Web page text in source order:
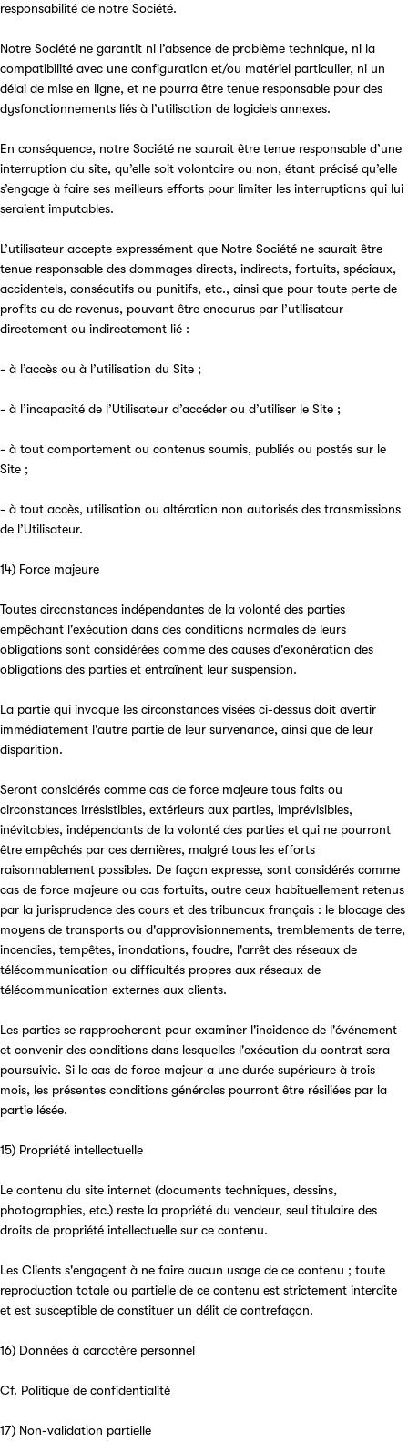
responsabilité de notre Société.
Notre Société ne garantit ni l’absence de problème technique, ni la
compatibilité avec une configuration et/ou matériel particulier, ni un
délai de mise en ligne, et ne pourra être tenue responsable pour des
dysfonctionnements liés à l’utilisation de logiciels annexes.
En conséquence, notre Société ne saurait être tenue responsable d’une
interruption du site, qu’elle soit volontaire ou non, étant précisé qu’elle
s’engage à faire ses meilleurs efforts pour limiter les interruptions qui lui
seraient imputables.
L’utilisateur accepte expressément que Notre Société ne saurait être
tenue responsable des dommages directs, indirects, fortuits, spéciaux,
accidentels, consécutifs ou punitifs, etc., ainsi que pour toute perte de
profits ou de revenus, pouvant être encourus par l’utilisateur
directement ou indirectement lié :
- à l’accès ou à l’utilisation du Site ;
- à l’incapacité de l’Utilisateur d’accéder ou d’utiliser le Site ;
- à tout comportement ou contenus soumis, publiés ou postés sur le
Site ;
- à tout accès, utilisation ou altération non autorisés des transmissions
de l’Utilisateur.
14) Force majeure
Toutes circonstances indépendantes de la volonté des parties
empêchant l'exécution dans des conditions normales de leurs
obligations sont considérées comme des causes d'exonération des
obligations des parties et entraînent leur suspension.
La partie qui invoque les circonstances visées ci-dessus doit avertir
immédiatement l'autre partie de leur survenance, ainsi que de leur
disparition.
Seront considérés comme cas de force majeure tous faits ou
circonstances irrésistibles, extérieurs aux parties, imprévisibles,
inévitables, indépendants de la volonté des parties et qui ne pourront
être empêchés par ces dernières, malgré tous les efforts
raisonnablement possibles. De façon expresse, sont considérés comme
cas de force majeure ou cas fortuits, outre ceux habituellement retenus
par la jurisprudence des cours et des tribunaux français : le blocage des
moyens de transports ou d'approvisionnements, tremblements de terre,
incendies, tempêtes, inondations, foudre, l'arrêt des réseaux de
télécommunication ou difficultés propres aux réseaux de
télécommunication externes aux clients.
Les parties se rapprocheront pour examiner l'incidence de l'événement
et convenir des conditions dans lesquelles l'exécution du contrat sera
poursuivie. Si le cas de force majeur a une durée supérieure à trois
mois, les présentes conditions générales pourront être résiliées par la
partie lésée.
15) Propriété intellectuelle
Le contenu du site internet (documents techniques, dessins,
photographies, etc.) reste la propriété du vendeur, seul titulaire des
droits de propriété intellectuelle sur ce contenu.
Les Clients s'engagent à ne faire aucun usage de ce contenu ; toute
reproduction totale ou partielle de ce contenu est strictement interdite
et est susceptible de constituer un délit de contrefaçon.
16) Données à caractère personnel
Cf. Politique de confidentialité
17) Non-validation partielle